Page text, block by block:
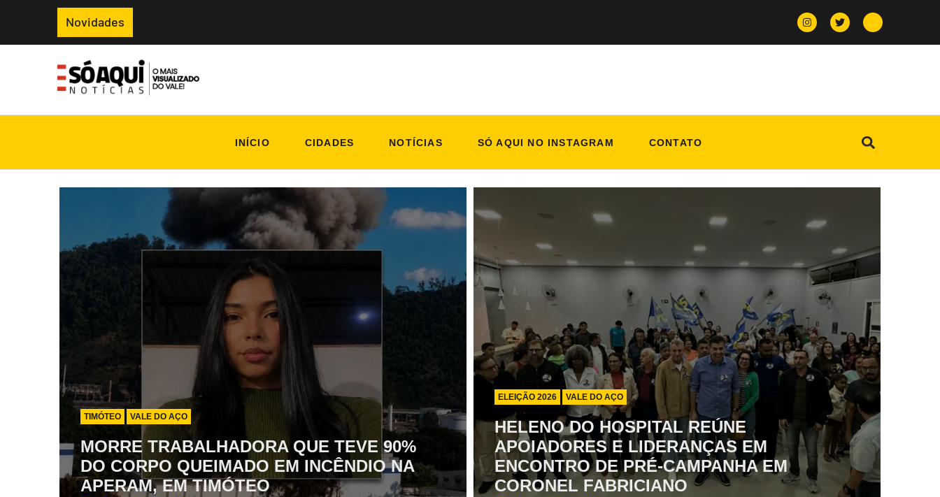
Novidades
INÍCIO CIDADES NOTÍCIAS SÓ AQUI NO INSTAGRAM CONTATO
TIMÓTEO VALE DO AÇO
MORRE TRABALHADORA QUE TEVE 90%
DO CORPO QUEIMADO EM INCÊNDIO NA
APERAM, EM TIMÓTEO
ELEIÇÃO 2026 VALE DO AÇO
HELENO DO HOSPITAL REÚNE
APOIADORES E LIDERANÇAS EM
ENCONTRO DE PRÉ-CAMPANHA EM
CORONEL FABRICIANO